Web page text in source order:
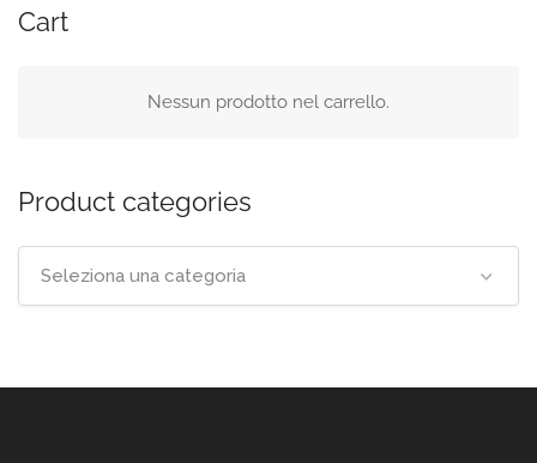
Cart
Nessun prodotto nel carrello.
Product categories
Seleziona una categoria